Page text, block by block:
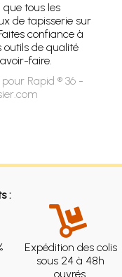
que tous les
de tapisserie sur
confiance à
outils de qualité
faire.
Rapid ® 36 -
:
Expédition des colis
sous 24 à 48h
ouvrés.